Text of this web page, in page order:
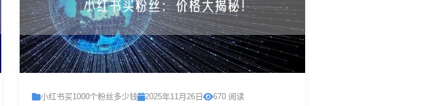
小红书买1000个粉丝多少钱 2025年11月26日 670 阅读